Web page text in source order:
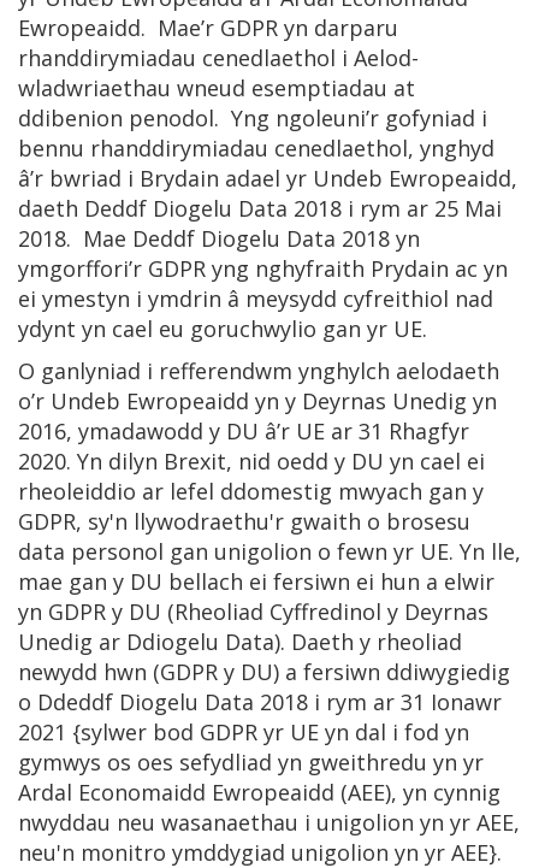
Ewropeaidd. Mae’r GDPR yn darparu
rhanddirymiadau cenedlaethol i Aelod-
wladwriaethau wneud esemptiadau at
ddibenion penodol. Yng ngoleuni’r gofyniad i
bennu rhanddirymiadau cenedlaethol, ynghyd
â’r bwriad i Brydain adael yr Undeb Ewropeaidd,
daeth Deddf Diogelu Data 2018 i rym ar 25 Mai
2018. Mae Deddf Diogelu Data 2018 yn
ymgorffori’r GDPR yng nghyfraith Prydain ac yn
ei ymestyn i ymdrin â meysydd cyfreithiol nad
ydynt yn cael eu goruchwylio gan yr UE.
O ganlyniad i refferendwm ynghylch aelodaeth
o’r Undeb Ewropeaidd yn y Deyrnas Unedig yn
2016, ymadawodd y DU â’r UE ar 31 Rhagfyr
2020. Yn dilyn Brexit, nid oedd y DU yn cael ei
rheoleiddio ar lefel ddomestig mwyach gan y
GDPR, sy'n llywodraethu'r gwaith o brosesu
data personol gan unigolion o fewn yr UE. Yn lle,
mae gan y DU bellach ei fersiwn ei hun a elwir
yn GDPR y DU (Rheoliad Cyffredinol y Deyrnas
Unedig ar Ddiogelu Data). Daeth y rheoliad
newydd hwn (GDPR y DU) a fersiwn ddiwygiedig
o Ddeddf Diogelu Data 2018 i rym ar 31 Ionawr
2021 {sylwer bod GDPR yr UE yn dal i fod yn
gymwys os oes sefydliad yn gweithredu yn yr
Ardal Economaidd Ewropeaidd (AEE), yn cynnig
nwyddau neu wasanaethau i unigolion yn yr AEE,
neu'n monitro ymddygiad unigolion yn yr AEE}.